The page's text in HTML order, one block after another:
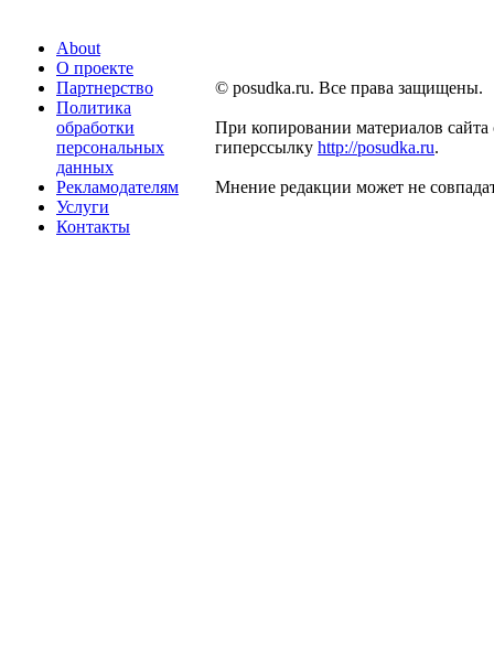
About
О проекте
Партнерство
Политика
обработки
персональных
данных
Рекламодателям
Услуги
Контакты
© posudka.ru. Все права защищены.
При копировании материалов сайта
гиперссылку http://posudka.ru.
Мнение редакции может не